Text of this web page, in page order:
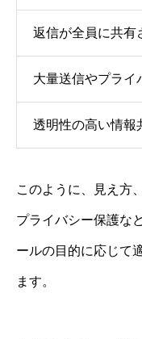
返信が全員に共有
大量送信やプライ
透明性の高い情報
このように、見え方
プライバシー保護な
ールの目的に応じて
ます。